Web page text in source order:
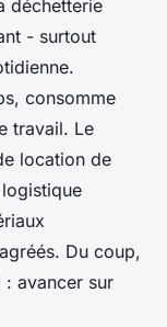
déchetterie
- surtout
consomme
travail. Le
location de
Du coup,
: avancer sur